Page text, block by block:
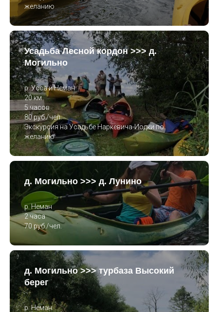
желанию
Усадьба Лесной кордон >>> д.
Могильно
р. Усса и Неман
20 км
5 часов
80 руб./чел.
Экскурсия на Усадьбе Наркевича-Иодки по
желанию
д. Могильно >>> д. Лунино
р. Неман
2 часа
70 руб./чел.
д. Могильно >>> турбаза Высокий
берег
р. Неман